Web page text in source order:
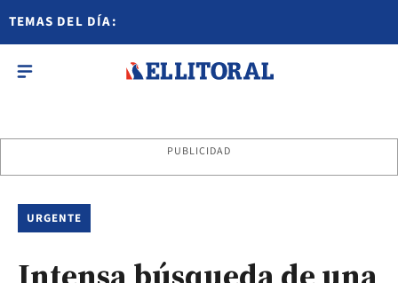
TEMAS DEL DÍA:
PUBLICIDAD
URGENTE